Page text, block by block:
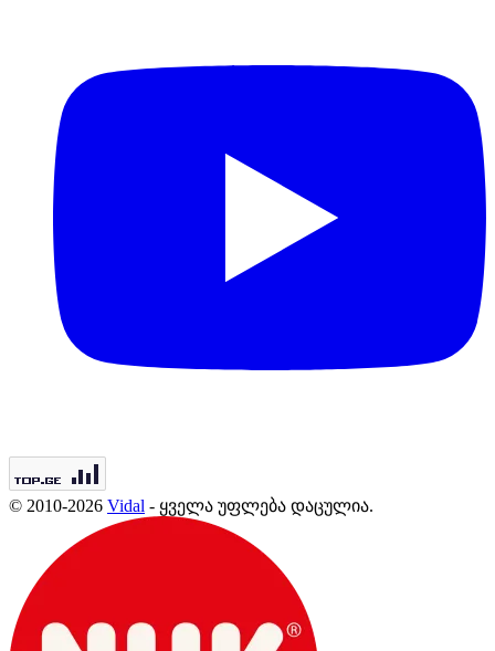
© 2010-2026 Vidal - ყველა უფლება დაცულია.